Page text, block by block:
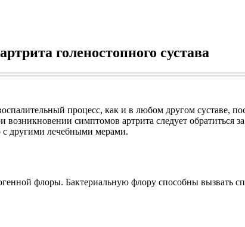
голеностопного сустава
процесс, как и в любом другом суставе,
симптомов артрита следует обратиться
с другими лечебными мерами.
флоры. Бактериальную флору способны вызвать